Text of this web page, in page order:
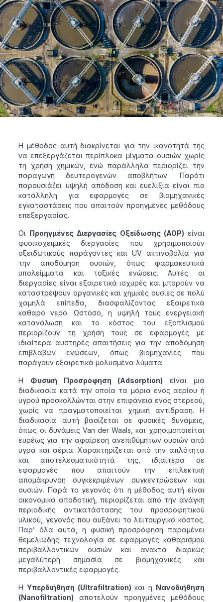
Η μέθοδος αυτή διακρίνεται για την ικανότητά της
να επεξεργάζεται περίπλοκα μίγματα ουσιών χωρίς
τη χρήση χημικών, ενώ παράλληλα περιορίζει την
παραγωγή δευτερογενών αποβλήτων. Παρότι
παρουσιάζει υψηλή απόδοση και ευελιξία είναι πιο
κατάλληλη για εφαρμογές σε βιομηχανικές
εγκαταστάσεις που απαιτούν προηγμένες μεθόδους
επεξεργασίας.
Οι Προηγμένες Διεργασίες Οξείδωσης (AOP) είναι
φυσικοχειμικές διεργασίες που χρησιμοποιούν
οξειδωτικούς παράγοντες και UV ακτινοβολία για
την αποδόμηση ουσιών, όπως φαρμακευτικά
υπολείμματα και τοξικές ενώσεις. Αυτές οι
διεργασίες είναι εξαιρετικά ισχυρές και μπορούν να
καταστρέψουν οργανικές και χημικές ουσίες σε πολύ
χαμηλά επίπεδα, διασφαλίζοντας εξαιρετικά
καθαρό νερό. Ωστόσο, η υψηλή τους ενεργειακή
κατανάλωση και το κόστος του εξοπλισμού
περιορίζουν τη χρήση τους σε εφαρμογές με
ιδιαίτερα αυστηρές απαιτήσεις για την αποδόμηση
επιβλαβών ενώσεων, όπως βιομηχανίες που
παράγουν εξαιρετικά μολυσμένα λύματα.
Η Φυσική Προσρόφηση (Adsorption) είναι μια
διαδικασία κατά την οποία τα μόρια ενός αερίου ή
υγρού προσκολλώνται στην επιφάνεια ενός στερεού,
χωρίς να πραγματοποιείται χημική αντίδραση. Η
διαδικασία αυτή βασίζεται σε φυσικές δυνάμεις,
όπως οι δυνάμεις Van der Waals, και χρησιμοποιείται
ευρέως για την αφαίρεση ανεπιθύμητων ουσιών από
υγρά και αέρια. Χαρακτηρίζεται από την απλότητα
και αποτελεσματικότητά της, ιδιαίτερα σε
εφαρμογές που απαιτούν την επιλεκτική
απομάκρυνση συγκεκριμένων συγκεντρώσεων και
ουσιών. Παρά το γεγονός ότι η μέθοδος αυτή είναι
οικονομικά αποδοτική, περιορίζεται από την ανάγκη
περιοδικής αντικατάστασης του προσροφητικού
υλικού, γεγονός που αυξάνει το λειτουργικό κόστος.
Παρ’ όλα αυτά, η φυσική προσρόφηση παραμένει
θεμελιώδης τεχνολογία σε εφαρμογές καθαρισμού
περιβαλλοντικών ουσιών και ανακτά διαρκώς
μεγαλύτερη σημασία σε βιομηχανικές και
περιβαλλοντικές εφαρμογές.
Η Υπερδιήθηση (Ultrafiltration) και η Νανοδιήθηση
(Nanofiltration) αποτελούν προηγμένες μεθόδους